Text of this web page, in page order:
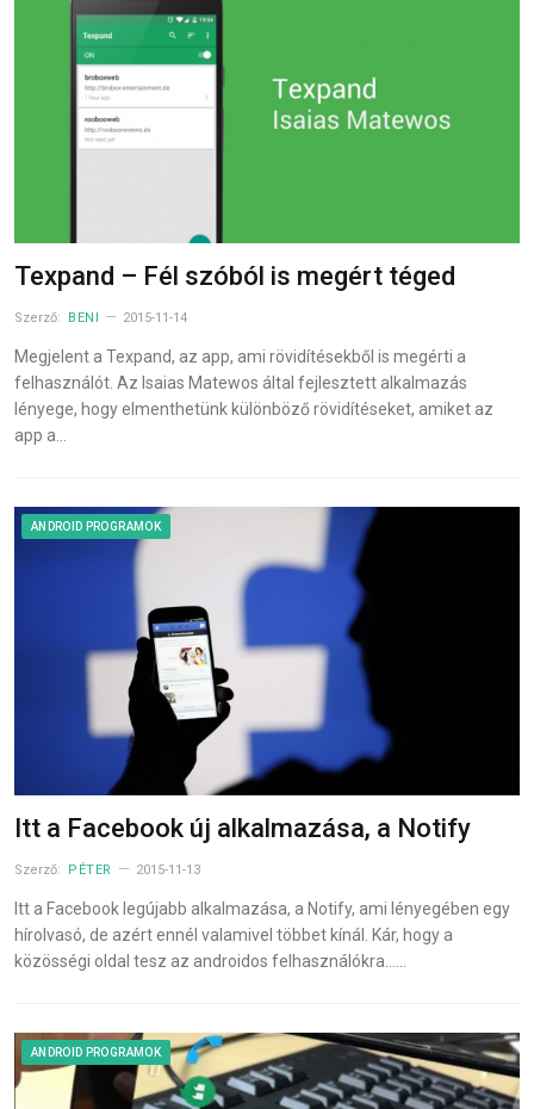
Texpand – Fél szóból is megért téged
Szerző: BENI 2015-11-14
Megjelent a Texpand, az app, ami rövidítésekből is megérti a
felhasználót. Az Isaias Matewos által fejlesztett alkalmazás
lényege, hogy elmenthetünk különböző rövidítéseket, amiket az
app a…
ANDROID PROGRAMOK
Itt a Facebook új alkalmazása, a Notify
Szerző: PÉTER 2015-11-13
Itt a Facebook legújabb alkalmazása, a Notify, ami lényegében egy
hírolvasó, de azért ennél valamivel többet kínál. Kár, hogy a
közösségi oldal tesz az androidos felhasználókra……
ANDROID PROGRAMOK